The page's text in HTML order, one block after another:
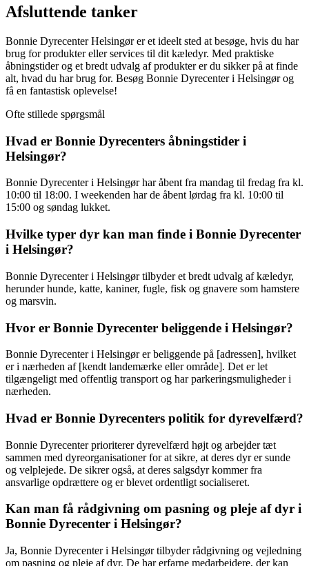
Afsluttende tanker
Bonnie Dyrecenter Helsingør er et ideelt sted at besøge, hvis du har
brug for produkter eller services til dit kæledyr. Med praktiske
åbningstider og et bredt udvalg af produkter er du sikker på at finde
alt, hvad du har brug for. Besøg Bonnie Dyrecenter i Helsingør og
få en fantastisk oplevelse!
Ofte stillede spørgsmål
Hvad er Bonnie Dyrecenters åbningstider i
Helsingør?
Bonnie Dyrecenter i Helsingør har åbent fra mandag til fredag fra kl.
10:00 til 18:00. I weekenden har de åbent lørdag fra kl. 10:00 til
15:00 og søndag lukket.
Hvilke typer dyr kan man finde i Bonnie Dyrecenter
i Helsingør?
Bonnie Dyrecenter i Helsingør tilbyder et bredt udvalg af kæledyr,
herunder hunde, katte, kaniner, fugle, fisk og gnavere som hamstere
og marsvin.
Hvor er Bonnie Dyrecenter beliggende i Helsingør?
Bonnie Dyrecenter i Helsingør er beliggende på [adressen], hvilket
er i nærheden af [kendt landemærke eller område]. Det er let
tilgængeligt med offentlig transport og har parkeringsmuligheder i
nærheden.
Hvad er Bonnie Dyrecenters politik for dyrevelfærd?
Bonnie Dyrecenter prioriterer dyrevelfærd højt og arbejder tæt
sammen med dyreorganisationer for at sikre, at deres dyr er sunde
og velplejede. De sikrer også, at deres salgsdyr kommer fra
ansvarlige opdrættere og er blevet ordentligt socialiseret.
Kan man få rådgivning om pasning og pleje af dyr i
Bonnie Dyrecenter i Helsingør?
Ja, Bonnie Dyrecenter i Helsingør tilbyder rådgivning og vejledning
om pasning og pleje af dyr. De har erfarne medarbejdere, der kan